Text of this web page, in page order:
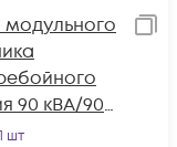
90 кВА/90
СМ, 6
шт